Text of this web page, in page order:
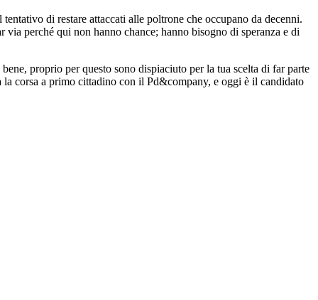
di restare attaccati alle poltrone che occupano da decenni.
perché qui non hanno chance; hanno bisogno di speranza e di
proprio per questo sono dispiaciuto per la tua scelta di far parte
corsa a primo cittadino con il Pd&company, e oggi è il candidato